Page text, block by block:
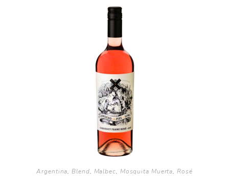
Argentina,Blend, Malbec, Mosquita Muerta,Rosé